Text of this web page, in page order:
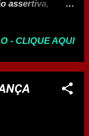
assertiva,
-
e assistência
ANALISTA DE
- CLIQUE AQUI